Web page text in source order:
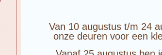
Van 10 augustus t/m 24
onze deuren voor een